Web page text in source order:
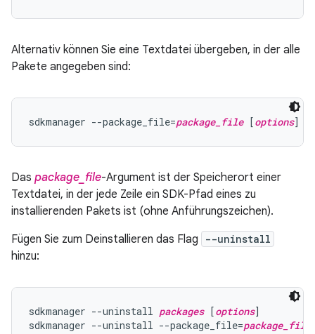
Alternativ können Sie eine Textdatei übergeben, in der alle
Pakete angegeben sind:
sdkmanager --package_file=package_file [options
Das package_file-Argument ist der Speicherort einer
Textdatei, in der jede Zeile ein SDK-Pfad eines zu
installierenden Pakets ist (ohne Anführungszeichen).
Fügen Sie zum Deinstallieren das Flag
--uninstall
hinzu:
sdkmanager --uninstall packages [options]
sdkmanager --uninstall --package_file=package_file